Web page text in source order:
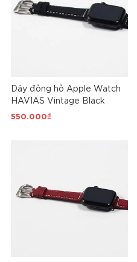
Dây đồng hồ Apple Watch
HAVIAS Vintage Black
550.000₫